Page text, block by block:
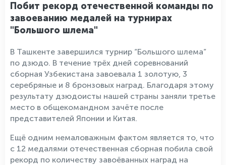
Побит рекорд отечественной команды по
завоеванию медалей на турнирах
"Большого шлема"
В Ташкенте завершился турнир “Большого шлема”
по дзюдо. В течение трёх дней соревнований
сборная Узбекистана завоевала 1 золотую, 3
серебряные и 8 бронзовых наград. Благодаря этому
результату дзюдоисты нашей страны заняли третье
место в общекомандном зачёте после
представителей Японии и Китая.
Ещё одним немаловажным фактом является то, что
с 12 медалями отечественная сборная побила свой
рекорд по количеству завоёванных наград на